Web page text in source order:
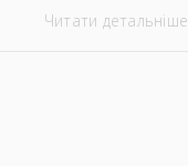
машин та
Читати детальніше